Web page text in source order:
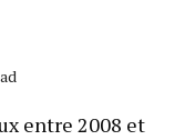
entre 2008 et